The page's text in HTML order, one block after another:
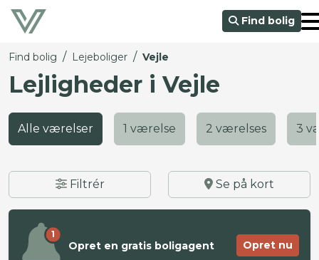
Find bolig
Find bolig / Lejeboliger / Vejle
Lejligheder i Vejle
Alle værelser 1 værelse 2 værelses 3
Filtrér Se på kort
1
Opret en gratis boligagent Opret nu